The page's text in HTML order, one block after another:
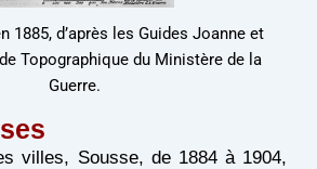
1885, d’après les Guides Joanne et
Topographique du Ministère de la
Guerre.
villes, Sousse, de 1884 à 1904,